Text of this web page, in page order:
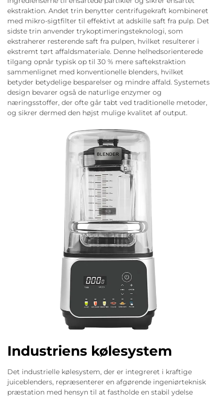
ekstraktion. Andet trin benytter centrifugekraft kombineret
med mikro-sigtfilter til effektivt at adskille saft fra pulp. Det
sidste trin anvender trykoptimeringsteknologi, som
ekstraherer resterende saft fra pulpen, hvilket resulterer i
ekstremt tørt affaldsmateriale. Denne helhedsorienterede
tilgang opnår typisk op til 30 % mere saftekstraktion
sammenlignet med konventionelle blenders, hvilket
betyder betydelige besparelser og mindre affald. Systemets
design bevarer også de naturlige enzymer og
næringsstoffer, der ofte går tabt ved traditionelle metoder,
og sikrer dermed den højst mulige kvalitet af output.
Industriens kølesystem
Det industrielle kølesystem, der er integreret i kraftige
juiceblenders, repræsenterer en afgørende ingeniørteknisk
præstation med hensyn til at fastholde en stabil ydelse